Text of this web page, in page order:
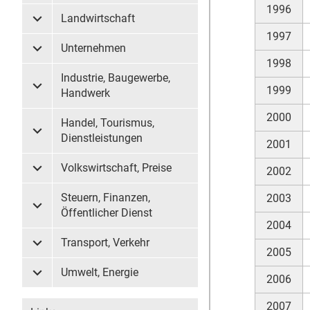
Untermenü Landwirtschaft
Landwirtschaft
Untermenü Unternehmen
Unternehmen
Untermenü Industrie, Baugewerbe, Handwerk
Industrie, Baugewerbe,
Handwerk
Untermenü Handel, Tourismus, Dienstleistungen
Handel, Tourismus,
Dienstleistungen
Untermenü Volkswirtschaft, Preise
Volkswirtschaft, Preise
Untermenü Steuern, Finanzen, Öffentlicher Dienst
Steuern, Finanzen,
Öffentlicher Dienst
Untermenü Transport, Verkehr
Transport, Verkehr
Untermenü Umwelt, Energie
Umwelt, Energie
1996
1997
1998
1999
2000
2001
2002
2003
2004
2005
2006
2007